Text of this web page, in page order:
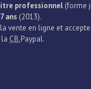
professionnel (forme
7 ans (2013).
vente en ligne et
CB,Paypal.